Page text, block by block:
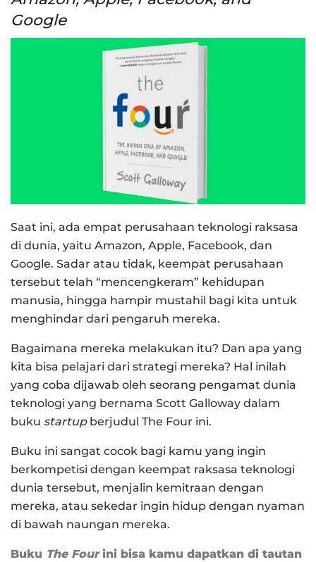
Google
Saat ini, ada empat perusahaan teknologi raksasa
di dunia, yaitu Amazon, Apple, Facebook, dan
Google. Sadar atau tidak, keempat perusahaan
tersebut telah “mencengkeram” kehidupan
manusia, hingga hampir mustahil bagi kita untuk
menghindar dari pengaruh mereka.
Bagaimana mereka melakukan itu? Dan apa yang
kita bisa pelajari dari strategi mereka? Hal inilah
yang coba dijawab oleh seorang pengamat dunia
teknologi yang bernama Scott Galloway dalam
buku startupberjudul The Four ini.
Buku ini sangat cocok bagi kamu yang ingin
berkompetisi dengan keempat raksasa teknologi
dunia tersebut, menjalin kemitraan dengan
mereka, atau sekedar ingin hidup dengan nyaman
di bawah naungan mereka.
Buku The Fourini bisa kamu dapatkan di tautan